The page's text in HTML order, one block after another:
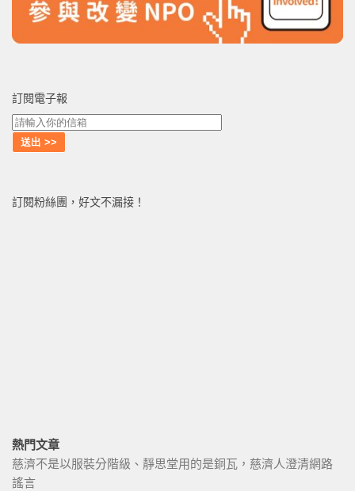
訂閱電子報
訂閱粉絲團，好文不漏接！
熱門文章
慈濟不是以服裝分階級、靜思堂用的是銅瓦，慈濟人澄清網路
謠言